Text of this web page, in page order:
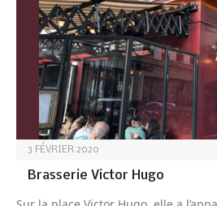
3 FÉVRIER 2020
Brasserie Victor Hugo